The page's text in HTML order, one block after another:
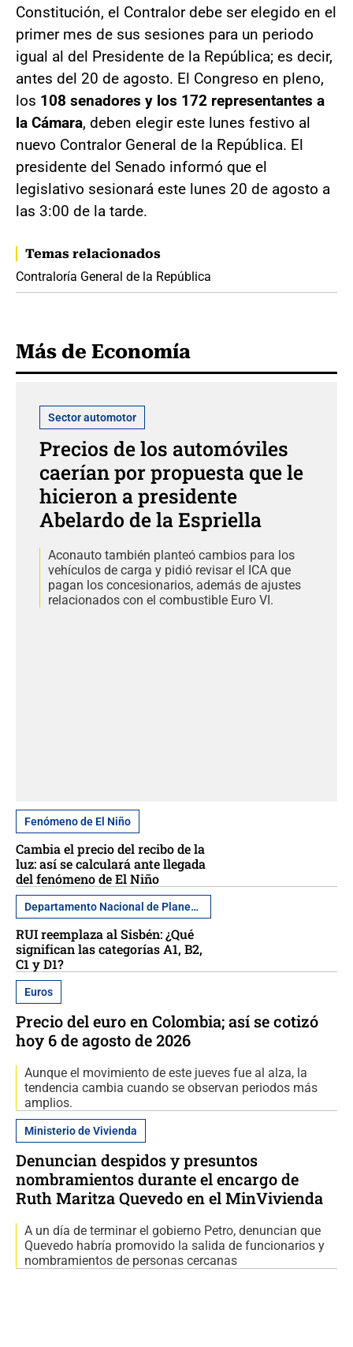
Constitución, el Contralor debe ser elegido en el
primer mes de sus sesiones para un periodo
igual al del Presidente de la República; es decir,
antes del 20 de agosto. El Congreso en pleno,
los 108 senadores y los 172 representantes a
la Cámara, deben elegir este lunes festivo al
nuevo Contralor General de la República. El
presidente del Senado informó que el
legislativo sesionará este lunes 20 de agosto a
las 3:00 de la tarde.
Temas relacionados
Contraloría General de la República
Más de Economía
Sector automotor
Precios de los automóviles
caerían por propuesta que le
hicieron a presidente
Abelardo de la Espriella
Aconauto también planteó cambios para los
vehículos de carga y pidió revisar el ICA que
pagan los concesionarios, además de ajustes
relacionados con el combustible Euro VI.
Fenómeno de El Niño
Cambia el precio del recibo de la
luz: así se calculará ante llegada
del fenómeno de El Niño
Departamento Nacional de Planeación
RUI reemplaza al Sisbén: ¿Qué
significan las categorías A1, B2,
C1 y D1?
Euros
Precio del euro en Colombia; así se cotizó
hoy 6 de agosto de 2026
Aunque el movimiento de este jueves fue al alza, la
tendencia cambia cuando se observan periodos más
amplios.
Ministerio de Vivienda
Denuncian despidos y presuntos
nombramientos durante el encargo de
Ruth Maritza Quevedo en el MinVivienda
A un día de terminar el gobierno Petro, denuncian que
Quevedo habría promovido la salida de funcionarios y
nombramientos de personas cercanas